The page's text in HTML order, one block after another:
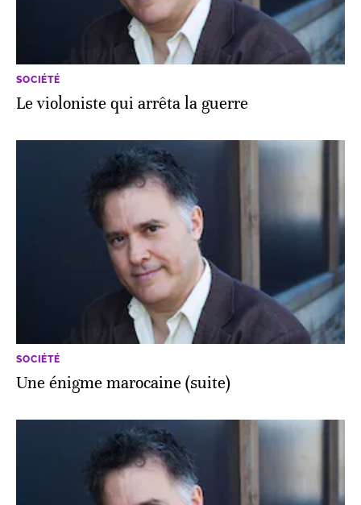
SOCIÉTÉ
Le violoniste qui arrêta la guerre
SOCIÉTÉ
Une énigme marocaine (suite)